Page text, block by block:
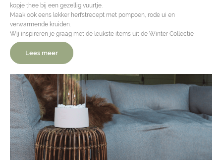
kopje thee bij een gezellig vuurtje.
Maak ook eens lekker herfstrecept met pompoen, rode ui en
verwarmende kruiden.
Wij inspireren je graag met de leukste items uit de Winter Collectie
Lees meer